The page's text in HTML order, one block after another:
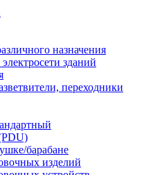
назначения
зданий
переходники
барабане
изделий